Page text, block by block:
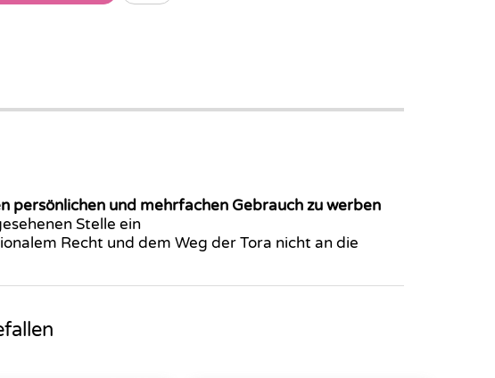
persönlichen und mehrfachen Gebrauch zu werben
Stelle ein
Recht und dem Weg der Tora nicht an die